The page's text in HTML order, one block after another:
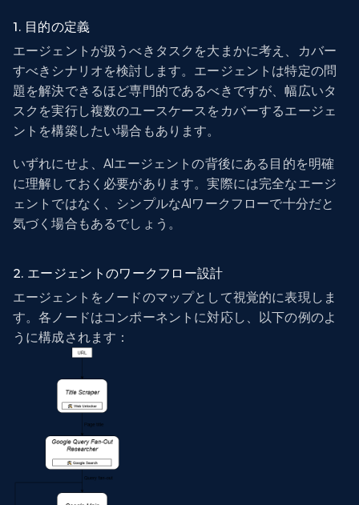
1. 目的の定義
エージェントが扱うべきタスクを大まかに考え、カバー
すべきシナリオを検討します。エージェントは特定の問
題を解決できるほど専門的であるべきですが、幅広いタ
スクを実行し複数のユースケースをカバーするエージェ
ントを構築したい場合もあります。
いずれにせよ、AIエージェントの背後にある目的を明確
に理解しておく必要があります。実際には完全なエージ
ェントではなく、シンプルなAIワークフローで十分だと
気づく場合もあるでしょう。
2. エージェントのワークフロー設計
エージェントをノードのマップとして視覚的に表現しま
す。各ノードはコンポーネントに対応し、以下の例のよ
うに構成されます：